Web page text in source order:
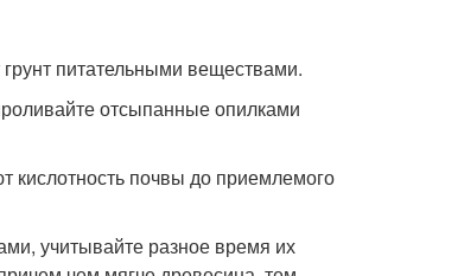
питательными веществами.
отсыпанные опилками
кислотность почвы до приемлемого
учитывайте разное время их